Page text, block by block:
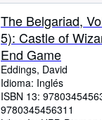
The Belgariad,
5): Castle of
End Game
Eddings, David
Idioma: Inglés
ISBN 13:
9780345456311